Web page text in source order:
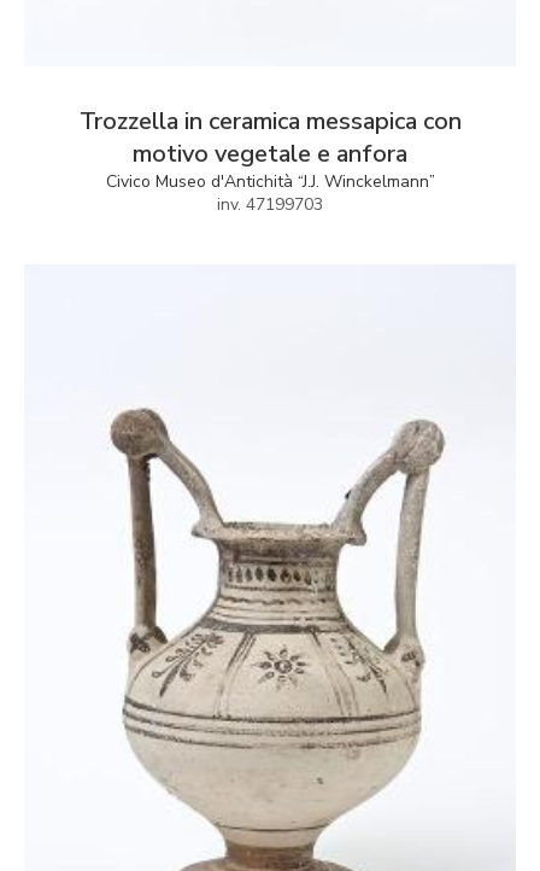
Trozzella in ceramica messapica con
motivo vegetale e anfora
Civico Museo d'Antichità “J.J. Winckelmann”
inv. 47199703